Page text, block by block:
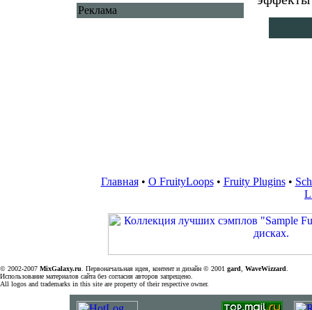
Реклама
Главная• О FruityLoops• Fruity Plugins•
© 2002-2007 MixGalaxy.ru . Первоначальная идея, контент и дизайн © 2001 gard WaveWizzard
Использование материалов сайта без согласия авторов запрещено.
All logos and trademarks in this site are property of their respective owner.